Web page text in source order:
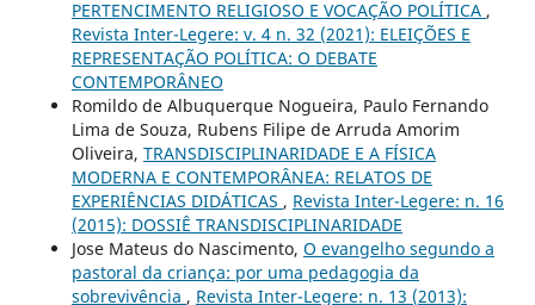
PERTENCIMENTO RELIGIOSO E VOCAÇÃO POLÍTICA ,
Revista Inter-Legere: v. 4 n. 32 (2021): ELEIÇÕES E
REPRESENTAÇÃO POLÍTICA: O DEBATE
CONTEMPORÂNEO
Romildo de Albuquerque Nogueira, Paulo Fernando
Lima de Souza, Rubens Filipe de Arruda Amorim
Oliveira, TRANSDISCIPLINARIDADE E A FÍSICA
MODERNA E CONTEMPORÂNEA: RELATOS DE
EXPERIÊNCIAS DIDÁTICAS , Revista Inter-Legere: n. 16
(2015): DOSSIÊ TRANSDISCIPLINARIDADE
Jose Mateus do Nascimento, O evangelho segundo a
pastoral da criança: por uma pedagogia da
sobrevivência , Revista Inter-Legere: n. 13 (2013):